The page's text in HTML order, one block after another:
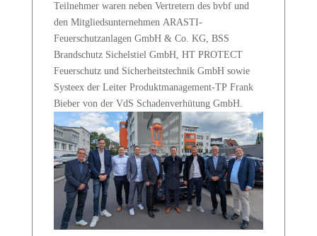
Teilnehmer waren neben Vertretern des bvbf und
den Mitgliedsunternehmen ARASTI-
Feuerschutzanlagen GmbH & Co. KG, BSS
Brandschutz Sichelstiel GmbH, HT PROTECT
Feuerschutz und Sicherheitstechnik GmbH sowie
Systeex der Leiter Produktmanagement-TP Frank
Bieber von der VdS Schadenverhütung GmbH.